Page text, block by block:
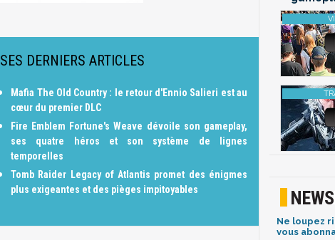
SES DERNIERS ARTICLES
Mafia The Old Country : le retour d'Ennio Salieri est au
cœur du premier DLC
Fire Emblem Fortune's Weave dévoile son gameplay,
ses quatre héros et son système de lignes
temporelles
Tomb Raider Legacy of Atlantis promet des énigmes
plus exigeantes et des pièges impitoyables
Ne loupez
vous